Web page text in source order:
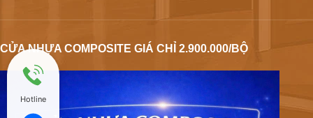
CỬA NHỰA COMPOSITE GIÁ CHỈ 2.900.000/BỘ
Hotline